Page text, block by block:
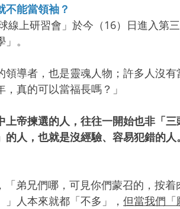
不能當領袖？
線上研習會」於今（16）日進入第
。
領導者，也是靈魂人物；許多人沒
，真的可以當福長嗎？」
上帝揀選的人，往往一開始也非「
的人，也就是沒經驗、容易犯錯的
「弟兄們哪，可見你們蒙召的，按
人本來就都「不多」， 但當我們「